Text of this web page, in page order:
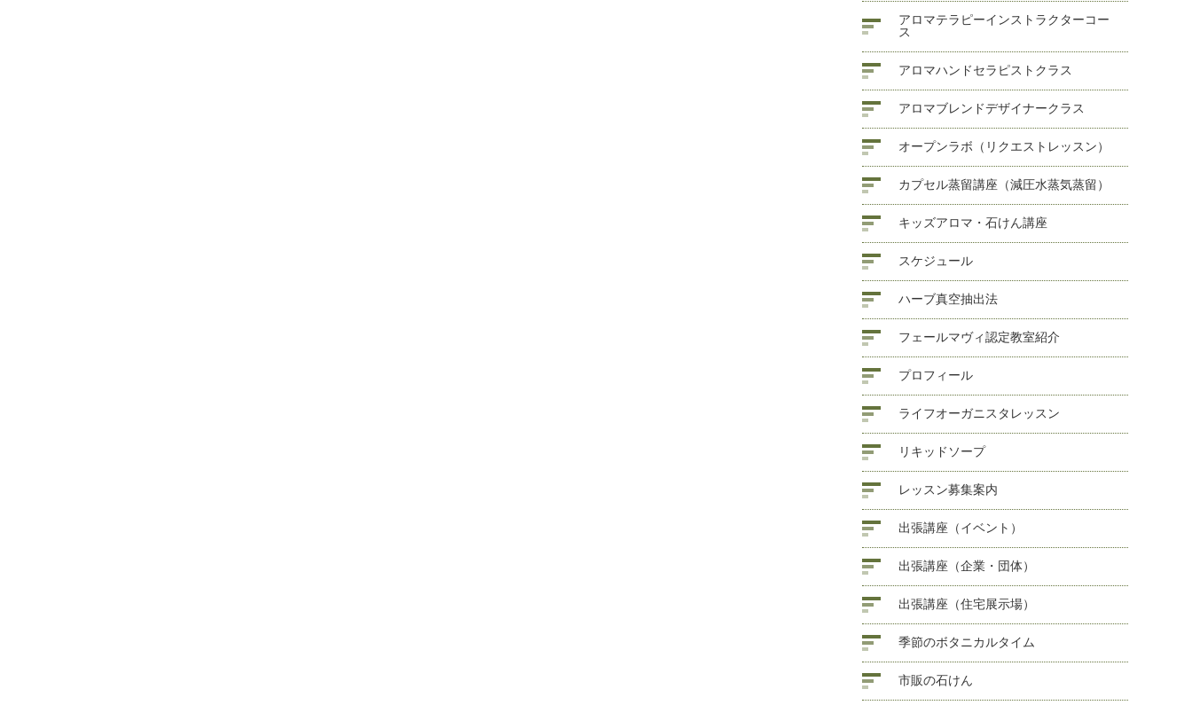
アロマテラピーインストラクターコー
ス
アロマハンドセラピストクラス
アロマブレンドデザイナークラス
オープンラボ（リクエストレッスン）
カプセル蒸留講座（減圧水蒸気蒸留）
キッズアロマ・石けん講座
スケジュール
ハーブ真空抽出法
フェールマヴィ認定教室紹介
プロフィール
ライフオーガニスタレッスン
リキッドソープ
レッスン募集案内
出張講座（イベント）
出張講座（企業・団体）
出張講座（住宅展示場）
季節のボタニカルタイム
市販の石けん